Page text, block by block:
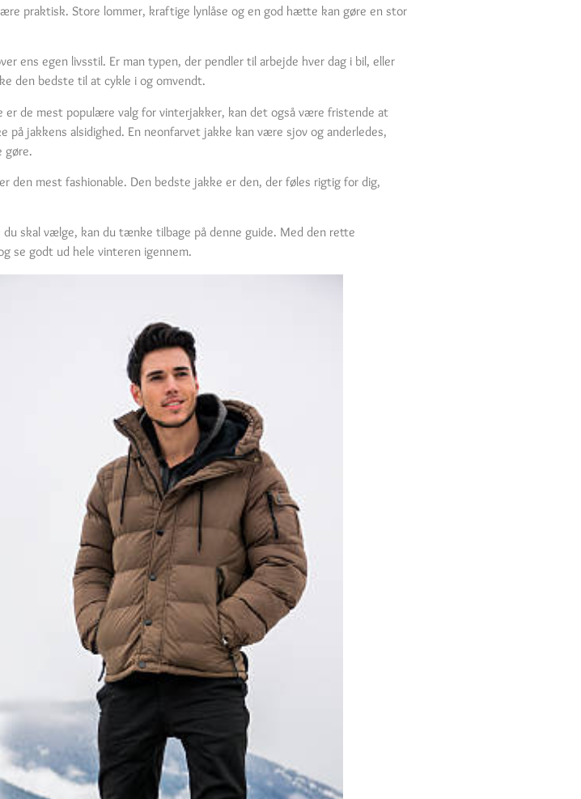
praktisk. Store lommer, kraftige lynlåse og en god hætte kan gøre en stor
ens egen livsstil. Er man typen, der pendler til arbejde hver dag i bil, eller
den bedste til at cykle i og omvendt.
er de mest populære valg for vinterjakker, kan det også være fristende at
jakkens alsidighed. En neonfarvet jakke kan være sjov og anderledes,
gøre.
mest fashionable. Den bedste jakke er den, der føles rigtig for dig,
skal vælge, kan du tænke tilbage på denne guide. Med den rette
se godt ud hele vinteren igennem.